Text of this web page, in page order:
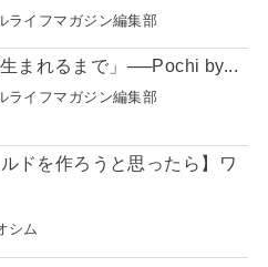
ライフマガジン編集部
生まれるまで」──Pochi by...
ライフマガジン編集部
ドを作ろうと思ったら】ワ
シム